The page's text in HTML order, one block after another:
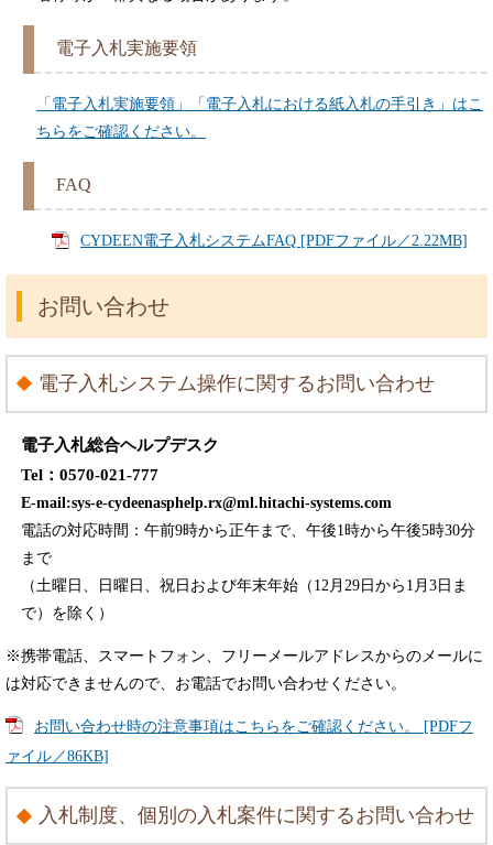
電子入札実施要領
「電子入札実施要領」「電子入札における紙入札の手引き」はこ
ちらをご確認ください。
FAQ
CYDEEN電子入札システムFAQ [PDFファイル／2.22MB]
お問い合わせ
電子入札システム操作に関するお問い合わせ
電子入札総合ヘルプデスク
Tel：0570-021-777
E-mail:sys-e-cydeenasphelp.rx@ml.hitachi-systems.com
電話の対応時間：午前9時から正午まで、午後1時から午後5時30分
まで
（土曜日、日曜日、祝日および年末年始（12月29日から1月3日ま
で）を除く）
※携帯電話、スマートフォン、フリーメールアドレスからのメールに
は対応できませんので、お電話でお問い合わせください。
お問い合わせ時の注意事項はこちらをご確認ください。 [PDFフ
ァイル／86KB]
入札制度、個別の入札案件に関するお問い合わせ